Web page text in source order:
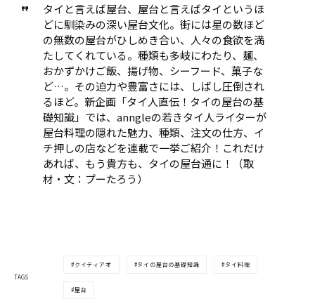
タイと言えば屋台、屋台と言えばタイというほ
どに馴染みの深い屋台文化。街には星の数ほど
の無数の屋台がひしめき合い、人々の食欲を満
たしてくれている。種類も多岐にわたり、麺、
おかずかけご飯、揚げ物、シーフード、菓子な
ど…。その迫力や豊富さには、しばし圧倒され
るほど。新企画「タイ人直伝！タイの屋台の基
礎知識」では、anngleの若きタイ人ライターが
屋台料理の隠れた魅力、種類、注文の仕方、イ
チ押しの店などを連載で一挙ご紹介！これだけ
あれば、もう貴方も、タイの屋台通に！（取
材・文：プーたろう）
TAGS
クイティアオ タイの屋台の基礎知識 タイ料理
屋台